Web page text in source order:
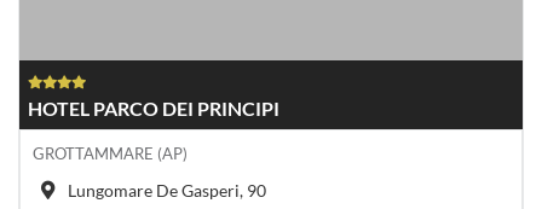
HOTEL PARCO DEI PRINCIPI
GROTTAMMARE (AP)
Lungomare De Gasperi, 90